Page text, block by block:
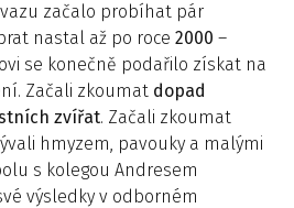
začalo probíhat pár
nastal až po roce 2000 –
se konečně podařilo získat na
Začali zkoumat dopad
zvířat. Začali zkoumat
hmyzem, pavouky a malými
s kolegou Andresem
výsledky v odborném